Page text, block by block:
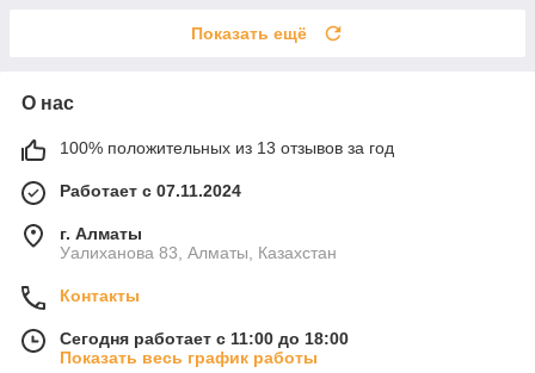
Показать ещё
О нас
100% положительных из 13 отзывов за год
Работает с 07.11.2024
г. Алматы
Уалиханова 83, Алматы, Казахстан
Контакты
Сегодня работает с 11:00 до 18:00
Показать весь график работы